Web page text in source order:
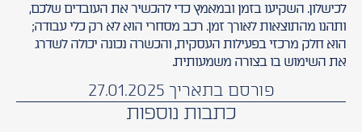
לכישלון. השקיעו בזמן ובמאמץ כדי להכשיר את העובדים שלכם,
ותהנו מהתוצאות לאורך זמן. רכב מסחרי הוא לא רק כלי עבודה;
הוא חלק מרכזי בפעילות העסקית, והכשרה נכונה יכולה לשדרג
את השימוש בו בצורה משמעותית.
פורסם בתאריך 27.01.2025
כתבות נוספות